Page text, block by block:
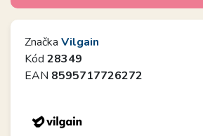
Značka Vilgain
Kód 28349
EAN 8595717726272